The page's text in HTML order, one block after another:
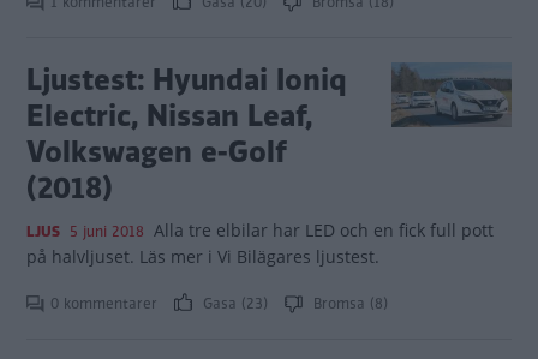
Ljustest: Hyundai Ioniq
Electric, Nissan Leaf,
Volkswagen e-Golf
(2018)
LJUS 5 juni 2018 Alla tre elbilar har LED och en fick full pott
på halvljuset. Läs mer i Vi Bilägares ljustest.
0 kommentarer Gasa (23) Bromsa (8)